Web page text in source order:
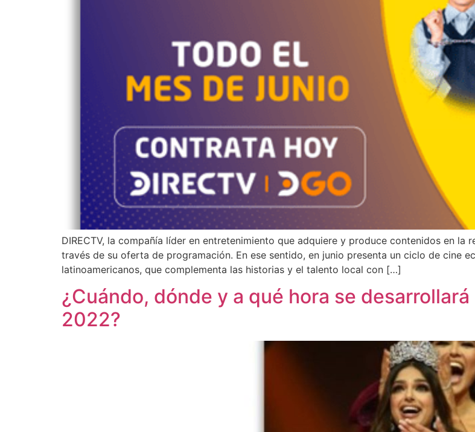
DIRECTV, la compañía líder en entretenimiento que adquiere y produce contenidos en
través de su oferta de programación. En ese sentido, en junio presenta un ciclo de cine
latinoamericanos, que complementa las historias y el talento local con […]
¿Cuándo, dónde y a qué hora se
2022?